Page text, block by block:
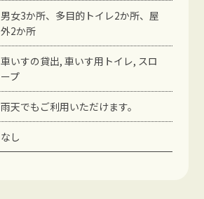
男女3か所、多目的トイレ2か所、屋
外2か所
車いすの貸出, 車いす用トイレ, スロ
ープ
雨天でもご利用いただけます。
なし